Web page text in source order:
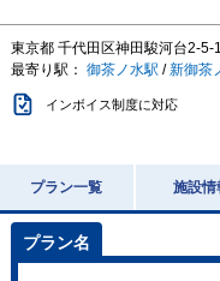
東京都 千代田区神田駿河台2-5-1
最寄り駅： 御茶ノ水駅 /新御茶
インボイス制度に対応
プラン一覧 施設情